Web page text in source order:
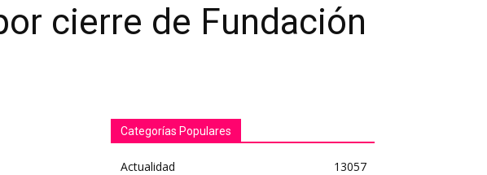
cierre de Fundación
Categorías Populares
Actualidad
13057